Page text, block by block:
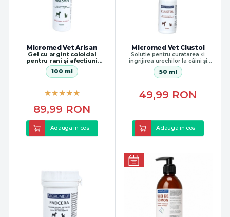
Micromed Vet Arisan
Gel cu argint coloidal
pentru rani și afectiuni
dermatologice
100 ml
89,99 RON
Adauga in cos
Micromed Vet Clustol
Solutie pentru curatarea și
ingrijirea urechilor la câini și
pisici
50 ml
49,99 RON
Adauga in cos